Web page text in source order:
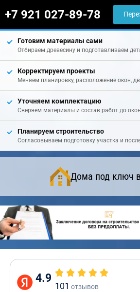
+7 921 027-89-78
Готовим материалы сами
Отбираем древесину и подготавливаем
Корректируем проекты
Меняем планировку, расположение окон,
Уточняем комплектацию
Сверяем материалы и состав работ до
Планируем строительство
Согласовываем подготовку участка и
Дома под ключ
4.9
101 отзывов